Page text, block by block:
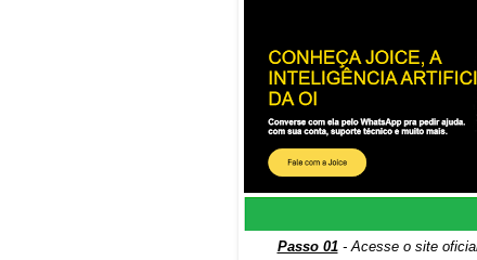
Passo 01- Acesse o site